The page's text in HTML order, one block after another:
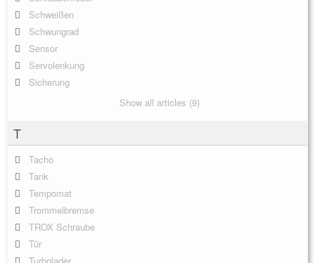
Schweißen
Schwungrad
Sensor
Servolenkung
Sicherung
Show all articles (9)
T
Tacho
Tank
Tempomat
Trommelbremse
TROX Schraube
Tür
Turbolader